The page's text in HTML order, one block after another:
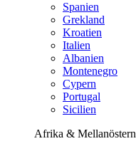
Spanien
Grekland
Kroatien
Italien
Albanien
Montenegro
Cypern
Portugal
Sicilien
Afrika & Mellanöstern